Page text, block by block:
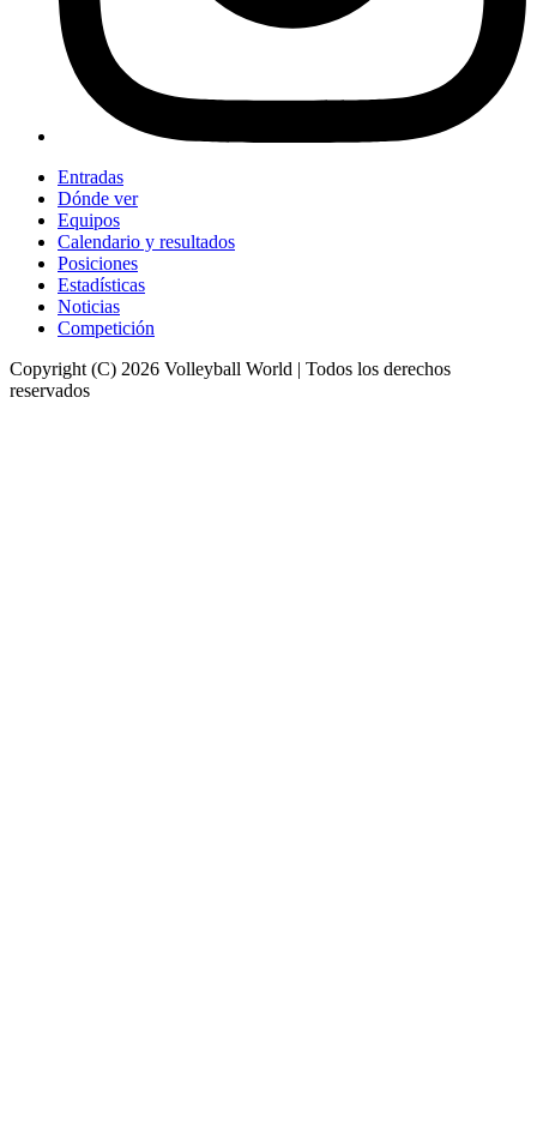
Entradas
Dónde ver
Equipos
Calendario y resultados
Posiciones
Estadísticas
Noticias
Competición
Copyright (C) 2026 Volleyball World | Todos los derechos
reservados